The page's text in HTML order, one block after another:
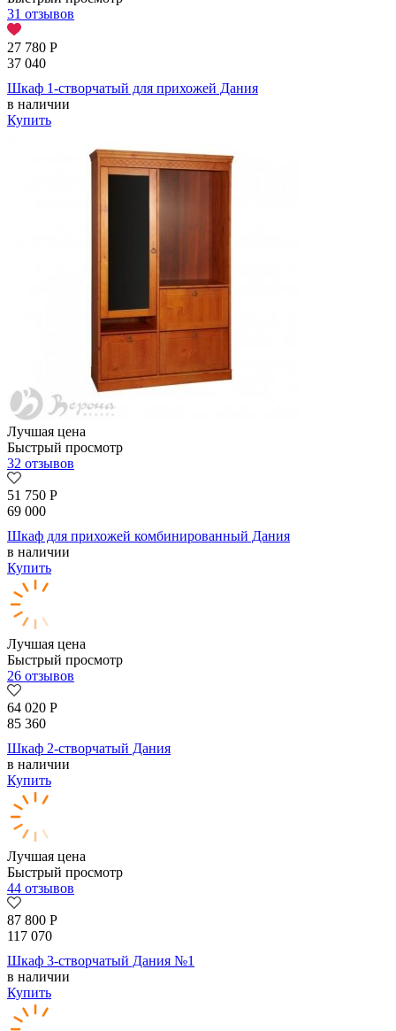
31 отзывов
27 780 Р
37 040
Шкаф 1-створчатый для прихожей Дания
в наличии
Купить
Лучшая цена
Быстрый просмотр
32 отзывов
51 750 Р
69 000
Шкаф для прихожей комбинированный Дания
в наличии
Купить
Лучшая цена
Быстрый просмотр
26 отзывов
64 020 Р
85 360
Шкаф 2-створчатый Дания
в наличии
Купить
Лучшая цена
Быстрый просмотр
44 отзывов
87 800 Р
117 070
Шкаф 3-створчатый Дания №1
в наличии
Купить